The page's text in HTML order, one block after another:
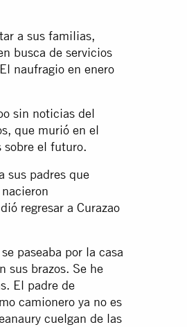
a sus familias,
busca de servicios
naufragio en enero
sin noticias del
que murió en el
sobre el futuro.
sus padres que
regresar a Curazao
paseaba por la casa
sus brazos. Se he
El padre de
camionero ya no es
cuelgan de las